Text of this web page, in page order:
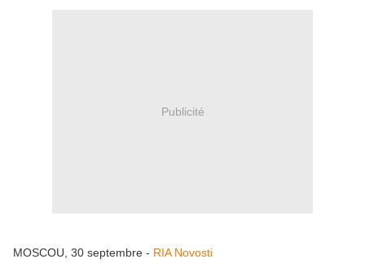
Publicité
MOSCOU, 30 septembre - RIA Novosti